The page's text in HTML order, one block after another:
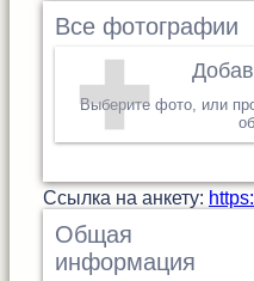
Все фотографии
Выберите фото, или
Cсылка на анкету:
Общая
информация